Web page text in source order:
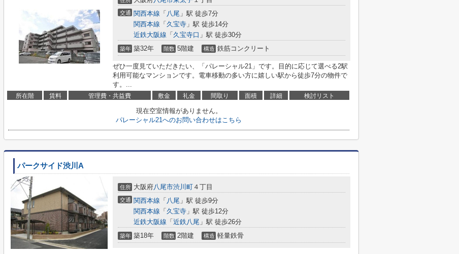
交通 関西本線 「 八尾 」駅 徒歩7分
関西本線 「 久宝寺 」駅 徒歩14分
近鉄大阪線 「 久宝寺口 」駅 徒歩30分
築年 築32年 階数 5階建 構造 鉄筋コンクリート
ぜひ一度見ていただきたい、「パレーシャル21」です。目的に応じて選べる2駅
利用可能なマンションです。電車移動の多い方に嬉しい駅から徒歩7分の物件で
す。...
所在階 賃料 管理費・共益費 敷金 礼金 間取り 面積 詳細 検討リスト
現在空室情報がありません。
パレーシャル21へのお問い合わせはこちら
パークサイド渋川A
住所 大阪府八尾市渋川町 ４丁目
交通 関西本線 「 八尾 」駅 徒歩9分
関西本線 「 久宝寺 」駅 徒歩12分
近鉄大阪線 「 近鉄八尾 」駅 徒歩26分
築年 築18年 階数 2階建 構造 軽量鉄骨